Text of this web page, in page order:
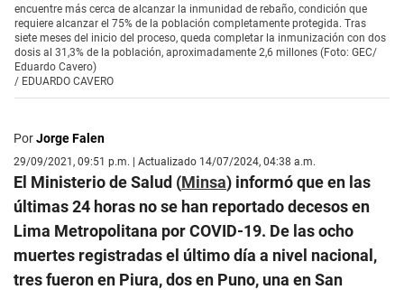
encuentre más cerca de alcanzar la inmunidad de rebaño, condición que
requiere alcanzar el 75% de la población completamente protegida. Tras
siete meses del inicio del proceso, queda completar la inmunización con dos
dosis al 31,3% de la población, aproximadamente 2,6 millones (Foto: GEC/
Eduardo Cavero)
/ EDUARDO CAVERO
PorJorge Falen
29/09/2021, 09:51 p.m. | Actualizado 14/07/2024, 04:38 a.m.
El Ministerio de Salud (Minsa) informó que en las
últimas 24 horas no se han reportado decesos en
Lima Metropolitana por COVID-19. De las ocho
muertes registradas el último día a nivel nacional,
tres fueron en Piura, dos en Puno, una en San